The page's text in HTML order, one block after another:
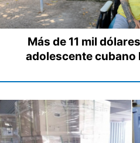
Más de 11 mil
adolescente cubano